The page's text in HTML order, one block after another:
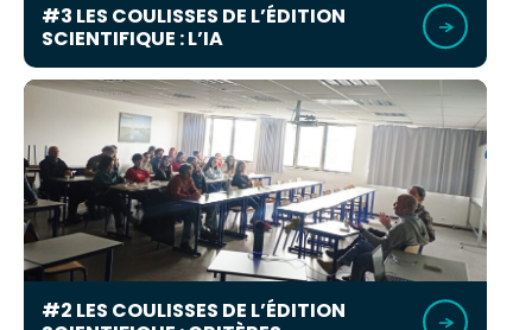
#3 LES COULISSES DE L’ÉDITION
SCIENTIFIQUE : L’IA
#2 LES COULISSES DE L’ÉDITION